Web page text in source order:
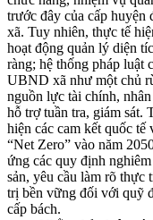
trước đây của cấp huyện
xã. Tuy nhiên, thực tế
hoạt động quản lý diện
ràng; hệ thống pháp luật
UBND xã như một chủ
nguồn lực tài chính,
hỗ trợ tuần tra, giám sát.
hiện các cam kết quốc
“Net Zero” vào năm
ứng các quy định
sản, yêu cầu làm rõ thực
trị bền vững đối với quỹ
cấp bách.